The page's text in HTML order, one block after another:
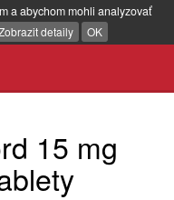
a abychom mohli analyzovať
detaily OK
15 mg